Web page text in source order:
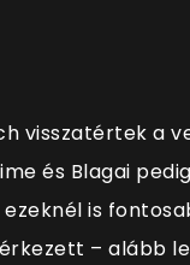
visszatértek a
és Blagai
is
– alább